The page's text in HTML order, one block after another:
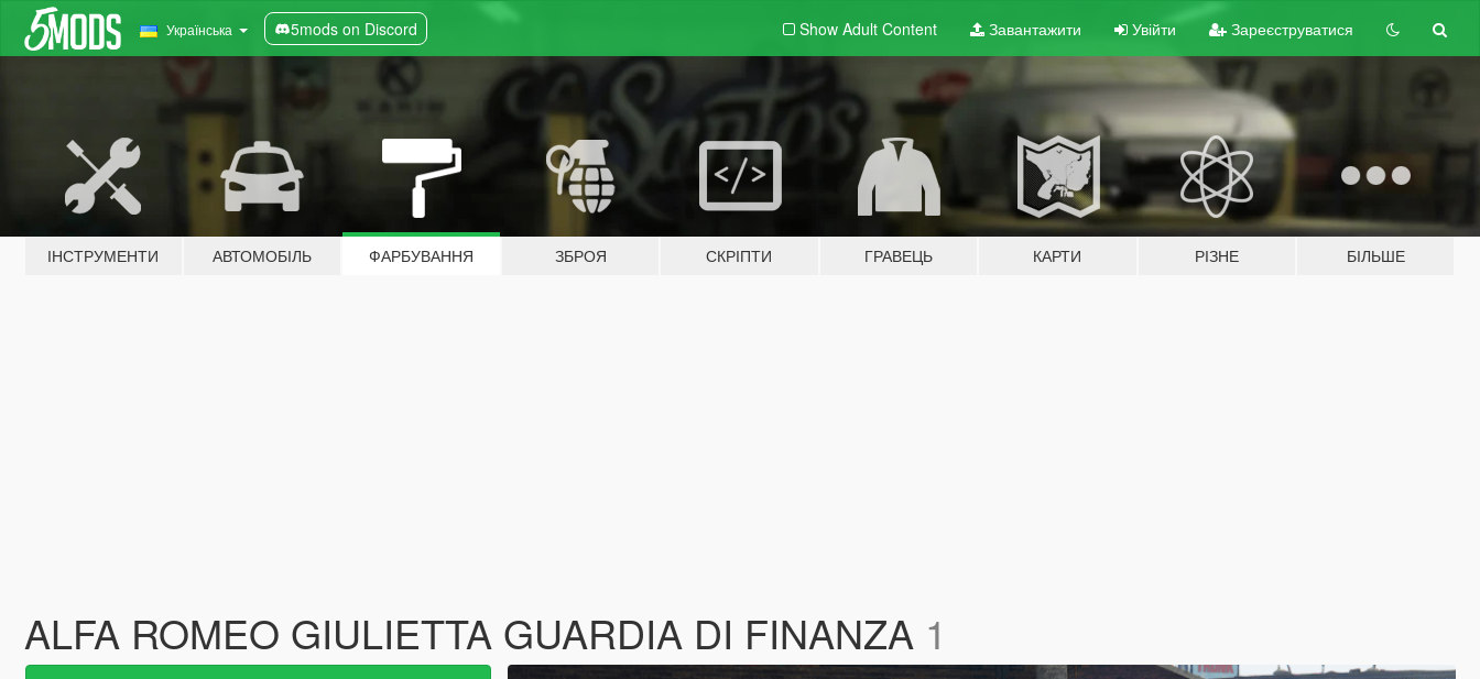
Українська 5mods on Discord Show Adult Content Завантажити Увійти Зареєструватися
ІНСТРУМЕНТИ АВТОМОБІЛЬ ФАРБУВАННЯ ЗБРОЯ СКРІПТИ ГРАВЕЦЬ КАРТИ РІЗНЕ БІЛЬШЕ
ALFA ROMEO GIULIETTA GUARDIA DI FINANZA 1